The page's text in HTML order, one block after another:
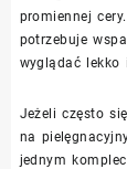
promiennej
potrzebuje
wyglądać lekko
Jeżeli często
na
jednym